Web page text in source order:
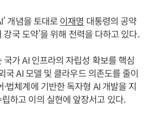
개념을 토대로이재명 대통령의 공약
강국 도약’을 위해 전력을 다하고 있다.
국가 AI 인프라의 자립성 확보를 핵심
국 AI 모델 및 클라우드 의존도를 줄이
·법체계에 기반한 독자형 AI 개발을 지
하고 이의 실현에 앞장서고 있다.